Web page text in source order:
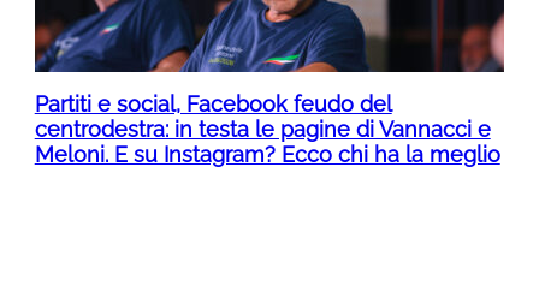
Partiti e social, Facebook feudo del
centrodestra: in testa le pagine di Vannacci e
Meloni. E su Instagram? Ecco chi ha la meglio